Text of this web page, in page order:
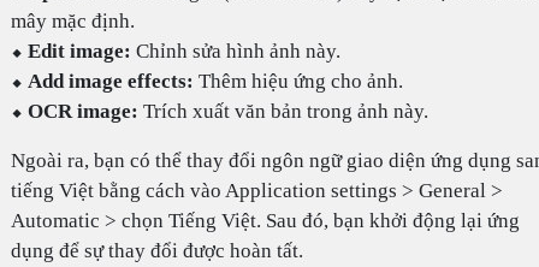
mây mặc định.
⬥ Edit image: Chỉnh sửa hình ảnh này.
⬥ Add image effects: Thêm hiệu ứng cho ảnh.
⬥ OCR image: Trích xuất văn bản trong ảnh này.
Ngoài ra, bạn có thể thay đổi ngôn ngữ giao diện ứng dụng
tiếng Việt bằng cách vào Application settings > General >
Automatic > chọn Tiếng Việt. Sau đó, bạn khởi động lại ứng
dụng để sự thay đổi được hoàn tất.